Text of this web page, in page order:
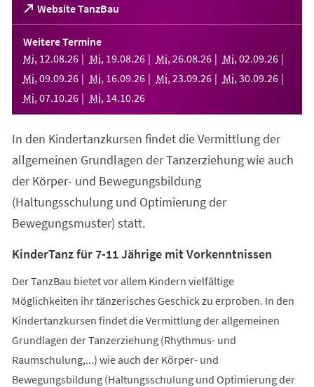
Website TanzBau
(Öffnet
in
einem
neuen
Tab)
Weitere Termine
Mi, 12.08.26 Mi, 19.08.26 Mi, 26.08.26 Mi, 02.09.26
Mi, 09.09.26 Mi, 16.09.26 Mi, 23.09.26 Mi, 30.09.26
Mi, 07.10.26 Mi, 14.10.26
In den Kindertanzkursen findet die Vermittlung der
allgemeinen Grundlagen der Tanzerziehung wie auch
der Körper- und Bewegungsbildung
(Haltungsschulung und Optimierung der
Bewegungsmuster) statt.
KinderTanz für 7-11 Jährige mit Vorkenntnissen
Der TanzBau bietet vor allem Kindern vielfältige
Möglichkeiten ihr tänzerisches Geschick zu erproben. In den
Kindertanzkursen findet die Vermittlung der allgemeinen
Grundlagen der Tanzerziehung (Rhythmus- und
Raumschulung,...) wie auch der Körper- und
Bewegungsbildung (Haltungsschulung und Optimierung der